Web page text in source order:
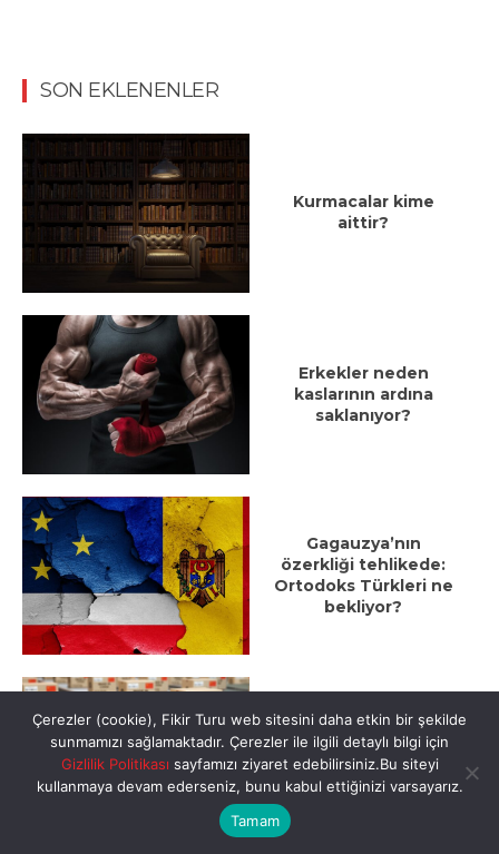
SON EKLENENLER
Kurmacalar kime
aittir?
Erkekler neden
kaslarının ardına
saklanıyor?
Gagauzya’nın
özerkliği tehlikede:
Ortodoks Türkleri ne
bekliyor?
Çin’in yeni gizemli
milyarderleri:
Labubu’dan yapay
zekâya
Çerezler (cookie), Fikir Turu web sitesini daha etkin bir şekilde
sunmamızı sağlamaktadır. Çerezler ile ilgili detaylı bilgi için
Gizlilik Politikası sayfamızı ziyaret edebilirsiniz.Bu siteyi
kullanmaya devam ederseniz, bunu kabul ettiğinizi varsayarız.
Tamam